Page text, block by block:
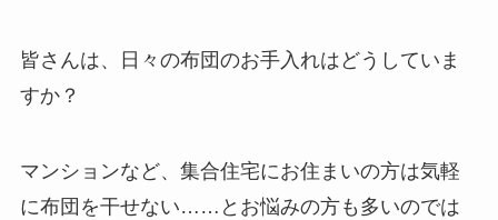
皆さんは、日々の布団のお手入れはどうしていま
すか？
マンションなど、集合住宅にお住まいの方は気軽
に布団を干せない……とお悩みの方も多いのでは